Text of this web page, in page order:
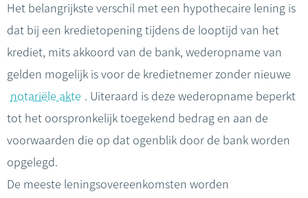
Het belangrijkste verschil met een hypothecaire lening is
dat bij een kredietopening tijdens de looptijd van het
krediet, mits akkoord van de bank, wederopname van
gelden mogelijk is voor de kredietnemer zonder nieuwe
notariële akte . Uiteraard is deze wederopname beperkt
tot het oorspronkelijk toegekend bedrag en aan de
voorwaarden die op dat ogenblik door de bank worden
opgelegd.
De meeste leningsovereenkomsten worden